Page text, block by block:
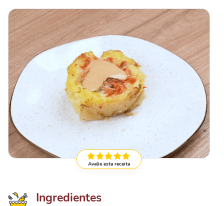
Avalie esta receita
Ingredientes